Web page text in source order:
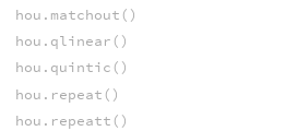
hou.matchout()
hou.qlinear()
hou.quintic()
hou.repeat()
hou.repeatt()